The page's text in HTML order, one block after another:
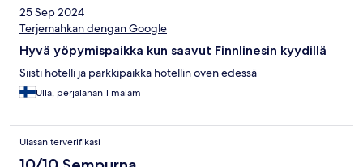
25 Sep 2024
Terjemahkan dengan Google
Hyvä yöpymispaikka kun saavut Finnlinesin kyydillä
Siisti hotelli ja parkkipaikka hotellin oven edessä
Ulla, perjalanan 1 malam
Ulasan terverifikasi